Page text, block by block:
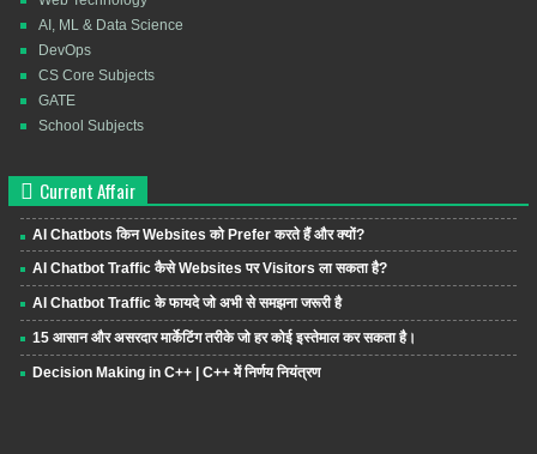
AI, ML & Data Science
DevOps
CS Core Subjects
GATE
School Subjects
Current Affair
AI Chatbots किन Websites को Prefer करते हैं और क्यों?
AI Chatbot Traffic कैसे Websites पर Visitors ला सकता है?
AI Chatbot Traffic के फायदे जो अभी से समझना जरूरी है
15 आसान और असरदार मार्केटिंग तरीके जो हर कोई इस्तेमाल कर सकता है।
Decision Making in C++ | C++ में निर्णय नियंत्रण